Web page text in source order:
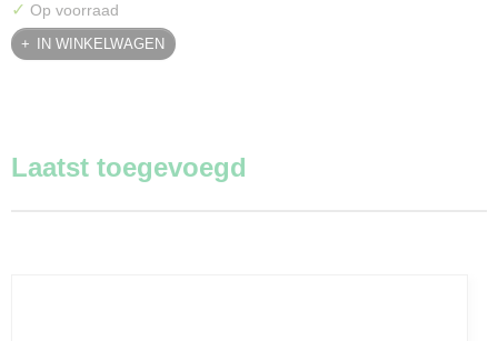
✓ Op voorraad
IN WINKELWAGEN
Laatst toegevoegd